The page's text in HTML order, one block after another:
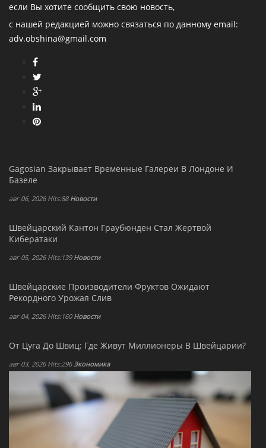
если Вы хотите сообщить свою новость,
с нашей редакцией можно связаться по данному email:
adv.obshina@gmail.com
Gagosian Закрывает Временные Галереи В Лондоне И
Базеле
авг 06, 2026 Hits:88 Новости
Швейцарский Кантон Граубюнден Стал Жертвой
Кибератаки
авг 05, 2026 Hits:139 Новости
Швейцарские Производители Фруктов Ожидают
Рекордного Урожая Слив
авг 04, 2026 Hits:160 Новости
От Цуга До Швиц: Где Живут Миллионеры В Швейцарии?
авг 03, 2026 Hits:296 Экономика